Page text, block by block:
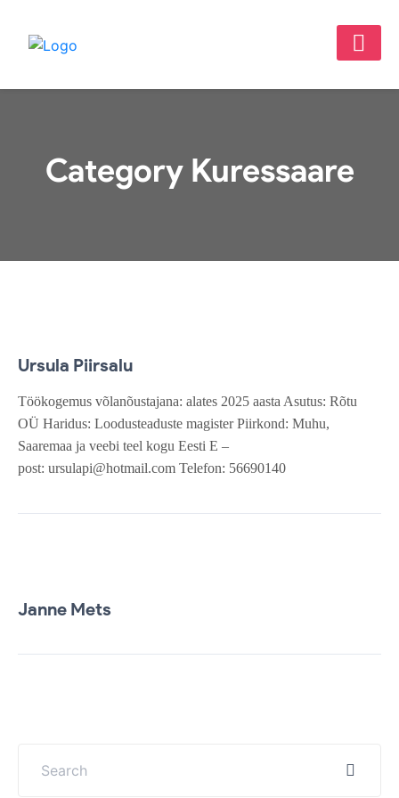
Category Kuressaare
2. veebr. 2026
Ursula Piirsalu
Töökogemus võlanõustajana: alates 2025 aasta Asutus: Rõtu
OÜ Haridus: Loodusteaduste magister Piirkond: Muhu,
Saaremaa ja veebi teel kogu Eesti E –
post: ursulapi@hotmail.com Telefon: 56690140
30. juuni 2025
Janne Mets